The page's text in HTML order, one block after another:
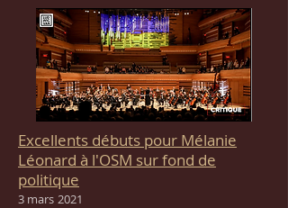
Excellents débuts pour Mélanie
Léonard à l'OSM sur fond de
politique
3 mars 2021